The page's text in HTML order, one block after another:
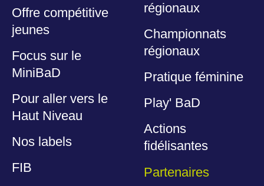
Offre compétitive
jeunes
Focus sur le
MiniBaD
Pour aller vers le
Haut Niveau
Nos labels
FIB
régionaux
Championnats
régionaux
Pratique féminine
Play' BaD
Actions
fidélisantes
Partenaires